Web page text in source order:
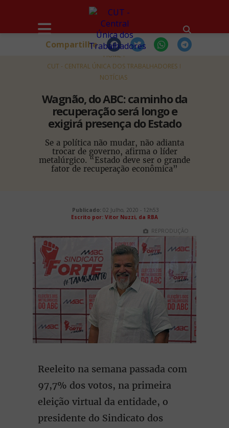
HOME
CUT - CENTRAL ÚNICA DOS TRABALHADORES
NOTÍCIAS
Wagnão, do ABC: caminho da
recuperação será longo e
exigirá presença do Estado
Se a política não mudar, não adianta
trocar de governo, afirma o líder
metalúrgico. “Estado deve ser o grande
fator de recuperação econômica”
Compartilhe
Publicado: 02 Julho, 2020 - 12h53
Escrito por: Vitor Nuzzi, da RBA
REPRODUÇÃO
Reeleito na semana passada com
97,7% dos votos, na primeira
eleição virtual da entidade, o
presidente do Sindicato dos